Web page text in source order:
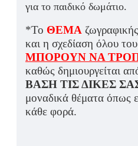
για το παιδικό δωμάτιο.
*Το ΘΕΜΑ
και η σχεδίαση όλου
ΜΠΟΡΟΥΝ ΝΑ
καθώς δημιουργείται
ΒΑΣΗ ΤΙΣ ΔΙΚΕΣ
μοναδικά θέματα όπως
κάθε φορά.